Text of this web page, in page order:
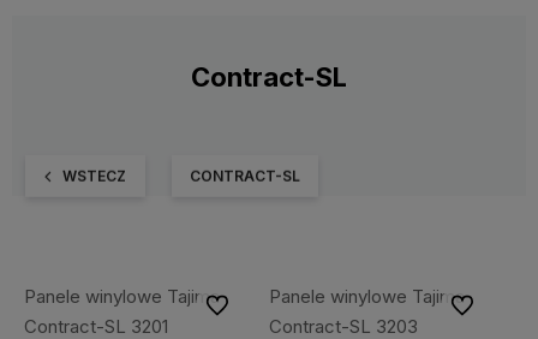
Contract-SL
WSTECZ CONTRACT-SL
Panele winylowe Tajima
Contract-SL 3201
Do ulubionychPanele winylowe Tajima
Contract-SL 3203
Do